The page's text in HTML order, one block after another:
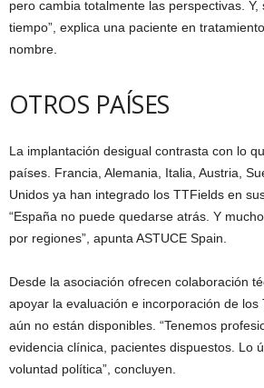
pero cambia totalmente las perspectivas. Y,
tiempo”, explica una paciente en
nombre.
OTROS PAÍSES
La implantación desigual contrasta con lo
países. Francia, Alemania, Italia, Austria,
Unidos ya han integrado los TTFields en
“España no puede quedarse atrás. Y
por regiones”, apunta ASTUCE Spain.
Desde la asociación ofrecen colaboración
apoyar la evaluación e incorporación de
aún no están disponibles. “Tenemos
evidencia clínica, pacientes dispuestos. Lo
voluntad política”, concluyen.